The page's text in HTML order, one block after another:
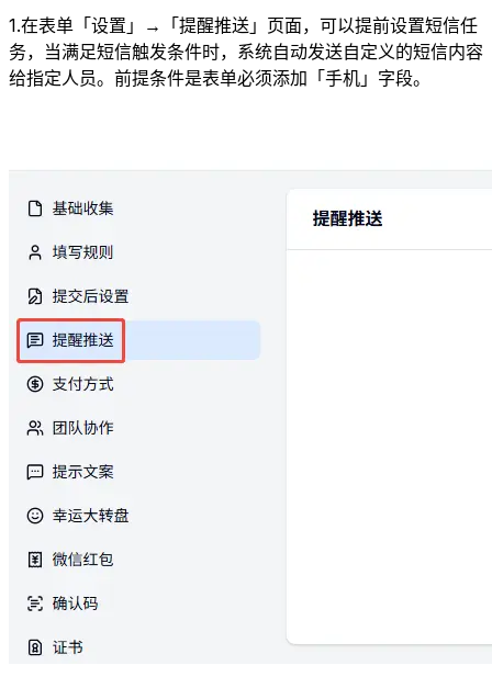
1.在表单「设置」→「提醒推送」页面，可以提前设置短信任
务，当满足短信触发条件时，系统自动发送自定义的短信内容
给指定人员。前提条件是表单必须添加「手机」字段。